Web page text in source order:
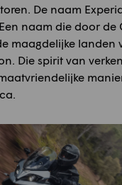
De naam
naam die door de
maagdelijke landen
Die spirit van